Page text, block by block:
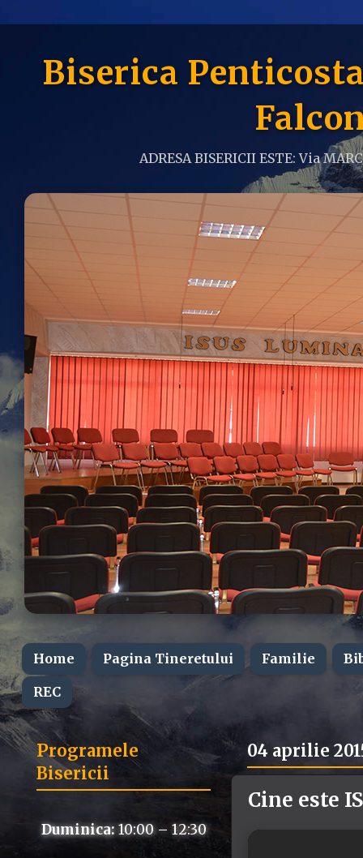
Biserica
ADRESA BISERICII ESTE: Via
Home Pagina Tineretului Familie
REC
04 aprilie
Cine este
Programele
Bisericii
Duminica: 10:00 – 12:30